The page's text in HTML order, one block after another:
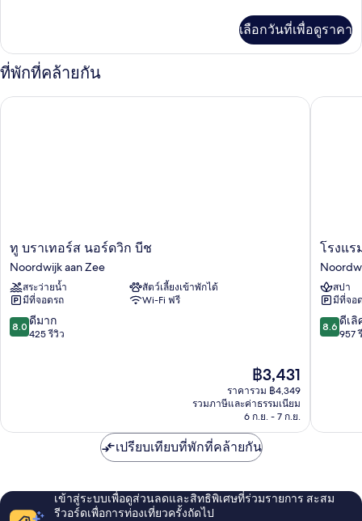
shower
เกี่ยว
กับ
Small
double
room
เลือกวันที่เพื่อดูราคา
ที่พักที่คล้ายกัน
ทู
บรา
เท
อร์ส
นอร์ด
วิก
บีช
ทู บราเทอร์ส นอร์ดวิก บีช
Noordwijk aan Zee
สระว่ายน้ำ
สัตว์เลี้ยงเข้าพักได้
มีที่จอดรถ
Wi-Fi ฟรี
8.0
จาก
8.0 ดีมาก
425 รีวิว
ราคา
ปัจจุบัน
คือ
฿3,431
฿3,431
ราคารวม ฿4,349
รวมภาษีและค่าธรรมเนียม
6 ก.ย. - 7 ก.ย.
ทู บราเทอร์ส นอร์ดวิก บีช
โรงแรม
แวน
เด
อร์
วอล์ค
พา
เลซ
โรงแร
สปา
มีที่จอ
8.6
จาก
8.6 ดีเลิ
957
โรงแรม
เปรียบเทียบที่พักที่คล้ายกัน
เข้าสู่ระบบเพื่อดูส่วนลดและสิทธิพิเศษที่ร่วมรายการ สะสม
รีวอร์ดเพื่อการท่องเที่ยวครั้งถัดไป